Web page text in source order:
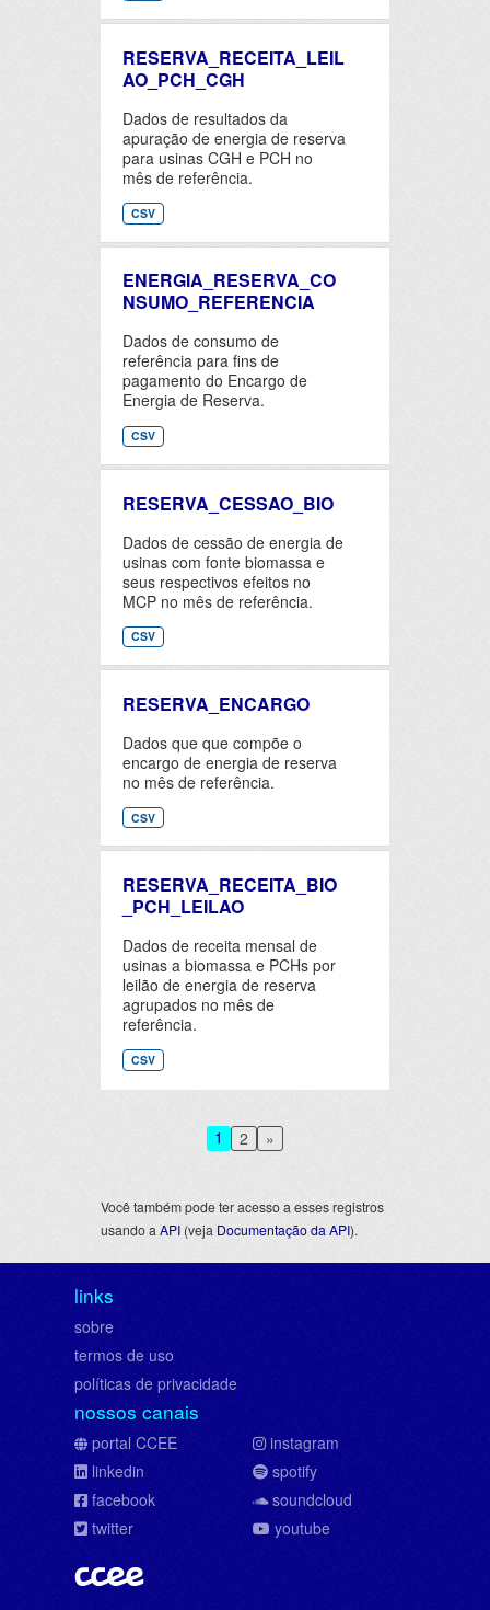
RESERVA_RECEITA_LEIL
AO_PCH_CGH
Dados de resultados da
apuração de energia de reserva
para usinas CGH e PCH no
mês de referência.
CSV
ENERGIA_RESERVA_CO
NSUMO_REFERENCIA
Dados de consumo de
referência para fins de
pagamento do Encargo de
Energia de Reserva.
CSV
RESERVA_CESSAO_BIO
Dados de cessão de energia de
usinas com fonte biomassa e
seus respectivos efeitos no
MCP no mês de referência.
CSV
RESERVA_ENCARGO
Dados que que compõe o
encargo de energia de reserva
no mês de referência.
CSV
RESERVA_RECEITA_BIO
_PCH_LEILAO
Dados de receita mensal de
usinas a biomassa e PCHs por
leilão de energia de reserva
agrupados no mês de
referência.
CSV
1 2 »
Você também pode ter acesso a esses registros
usando a API (veja Documentação da API).
links
sobre
termos de uso
políticas de privacidade
nossos canais
portal CCEE
linkedin
facebook
twitter
instagram
spotify
soundcloud
youtube